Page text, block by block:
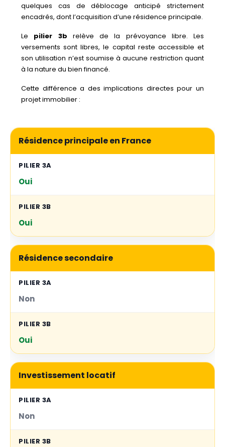
quelques cas de déblocage anticipé strictement
encadrés, dont l’acquisition d’une résidence principale.
Le pilier 3b relève de la prévoyance libre. Les
versements sont libres, le capital reste accessible et
son utilisation n’est soumise à aucune restriction quant
à la nature du bien financé.
Cette différence a des implications directes pour un
projet immobilier :
Résidence principale en France
Oui
Oui
Résidence secondaire
Non
Oui
Investissement locatif
Non